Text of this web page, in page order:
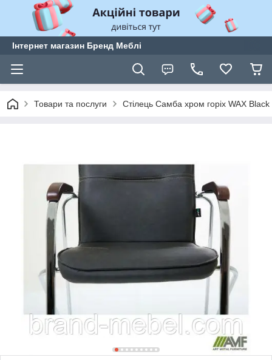
Інтернет магазин Бренд Меблі
Товари та послуги Стілець Самба хром горіх WAX